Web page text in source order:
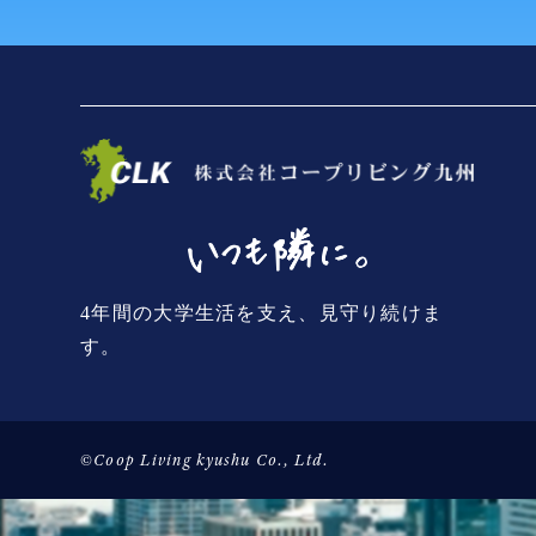
4年間の大学生活を支え、見守り続けま
す。
©Coop Living kyushu Co., Ltd.